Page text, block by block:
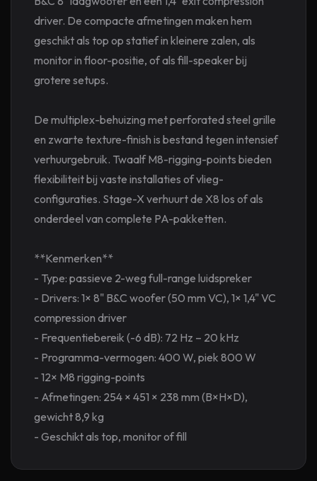
driver. De compacte afmetingen maken hem
geschikt als top op statief in kleinere zalen, als
monitor in floor-positie, of als fill-speaker bij
grotere setups.
De multiplex-behuizing met perforated steel grille
en zwarte texture-finish is bestand tegen intensief
verhuurgebruik. Twaalf M8-rigging-points bieden
flexibiliteit bij vaste installaties of vlieg-
configuraties. Stage-X verhuurt de X8 los of als
onderdeel van complete PA-pakketten.
**Kenmerken**
- Type: passieve 2-weg full-range luidspreker
- Drivers: 1× 8" B&C woofer (50 mm VC), 1× 1,4" VC
compression driver
- Frequentiebereik (-6 dB): 72 Hz – 20 kHz
- Programma-vermogen: 400 W, piek 800 W
- 12× M8 rigging-points
- Afmetingen: 254 × 451 × 238 mm (B×H×D),
gewicht 8,9 kg
- Geschikt als top, monitor of fill